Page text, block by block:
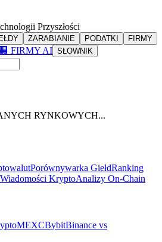
Przyszłości
ZARABIANIE PODATKI
FIRMY
🏢 FIRMY AI SŁOWNIK
RYNKOWYCH...
Porównywarka GiełdRanking
Wiadomości KryptoAnalizy On-Chain
MEXCBybitBinance vs